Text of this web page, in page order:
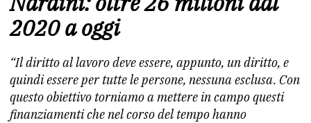
2020 a oggi
“Il diritto al lavoro deve essere, appunto, un diritto, e
quindi essere per tutte le persone, nessuna esclusa. Con
questo obiettivo torniamo a mettere in campo questi
finanziamenti che nel corso del tempo hanno